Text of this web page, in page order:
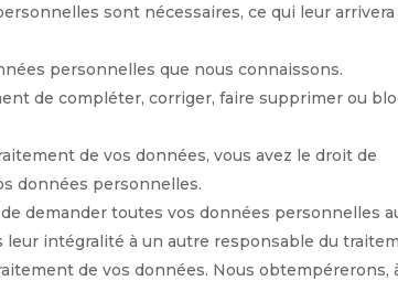
sont nécessaires, ce qui leur
personnelles que nous connaissons.
de compléter, corriger, faire supprimer ou
de vos données, vous avez le droit de
données personnelles.
demander toutes vos données personnelles
intégralité à un autre responsable du
de vos données. Nous obtempérerons,